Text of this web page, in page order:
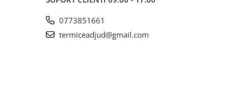
0773851661
termiceadjud@gmail.com